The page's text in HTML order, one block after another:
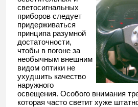
светосигнальных
приборов следует
придерживаться
принципа разумной
достаточности,
чтобы в погоне за
необычным внешним
видом оптики не
ухудшить качество
наружного
освещения. Особого внимания
которая часто светит хуже